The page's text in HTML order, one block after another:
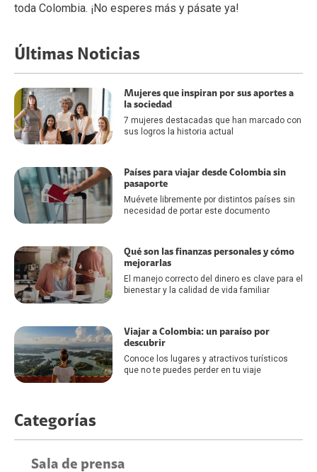
toda Colombia. ¡No esperes más y pásate ya!
Últimas Noticias
Mujeres que inspiran por sus aportes a
la sociedad
7 mujeres destacadas que han marcado con
sus logros la historia actual
Países para viajar desde Colombia sin
pasaporte
Muévete libremente por distintos países sin
necesidad de portar este documento
Qué son las finanzas personales y cómo
mejorarlas
El manejo correcto del dinero es clave para el
bienestar y la calidad de vida familiar
Viajar a Colombia: un paraíso por
descubrir
Conoce los lugares y atractivos turísticos
que no te puedes perder en tu viaje
Categorías
Sala de prensa